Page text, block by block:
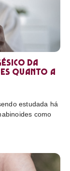
da
quanto a
estudada há
como